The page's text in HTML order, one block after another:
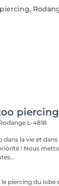
piercing
L-4818
le coeur à